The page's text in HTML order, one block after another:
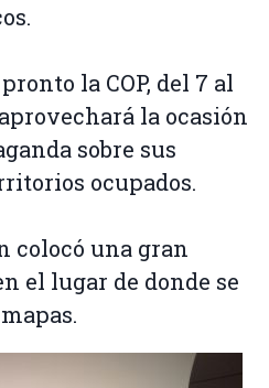
la COP, del 7 al
la ocasión
sobre sus
ocupados.
colocó una gran
el lugar de donde se